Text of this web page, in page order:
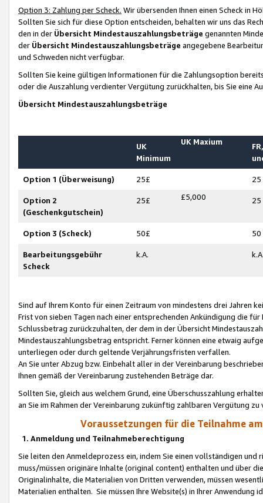
Option 3: Zahlung per Scheck. Wir übersenden Ihnen einen Scheck in
Sollten Sie sich für diese Option entscheiden, behalten wir uns das
den in der Übersicht Mindestauszahlungsbeträge genannten
der Übersicht Mindestauszahlungsbeträge angegebene
und Schweden nicht verfügbar.
Sollten Sie keine gültigen Informationen für die Zahlungsoption
oder die Auszahlung verdienter Vergütung zurückhalten, bis Sie
Übersicht Mindestauszahlungsbeträge
UK
Minimum
UK Maxium
Option 1 (Überweisung) 25£ 25
Option 2
(Geschenkgutschein)
25£ £5,000 25
Option 3 (Scheck) 50£ 50
Bearbeitungsgebühr
Scheck
k.A.
Sind auf Ihrem Konto für einen Zeitraum von mindestens drei Jahren
Frist von sieben Tagen nach einer entsprechenden Ankündigung die
Schlussbetrag zurückzuhalten, der dem in der Übersicht
Mindestauszahlungsbetrag entspricht. Ferner können eine etwaig
unterliegen oder durch geltende Verjährungsfristen verfallen.
An Sie unter Abzug bzw. Einbehalt aller in der Vereinbarung
Ihnen gemäß der Vereinbarung zustehenden Beträge dar.
Sollten Sie, gleich aus welchem Grund, eine Überschusszahlung
an Sie im Rahmen der Vereinbarung zukünftig zahlbaren Vergütung zu
Voraussetzungen für die Teilnahme
1. Anmeldung und Teilnahmeberechtigung
Sie leiten den Anmeldeprozess ein, indem Sie einen vollständigen
muss/müssen originäre Inhalte (original content) enthalten und über
Originalinhalte, die Materialien von Dritten verwenden, müssen
Materialien enthalten. Sie müssen Ihre Website(s) in Ihrer Anwendung